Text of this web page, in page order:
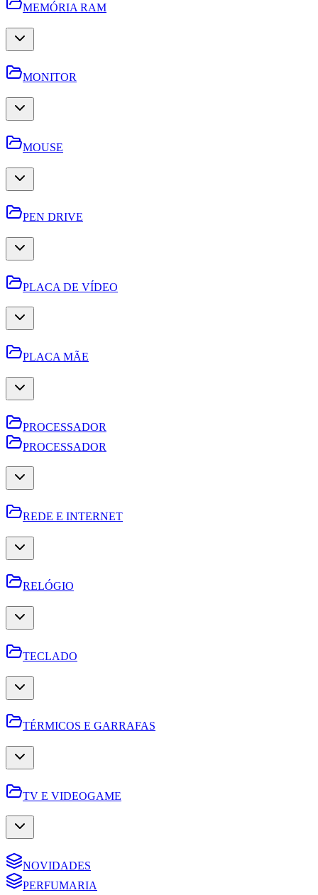
MEMÓRIA RAM
MONITOR
MOUSE
PEN DRIVE
PLACA DE VÍDEO
PLACA MÃE
PROCESSADOR
PROCESSADOR
REDE E INTERNET
RELÓGIO
TECLADO
TÉRMICOS E GARRAFAS
TV E VIDEOGAME
NOVIDADES
PERFUMARIA